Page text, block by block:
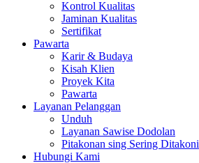
Kontrol Kualitas
Jaminan Kualitas
Sertifikat
Pawarta
Karir & Budaya
Kisah Klien
Proyek Kita
Pawarta
Layanan Pelanggan
Unduh
Layanan Sawise Dodolan
Pitakonan sing Sering Ditakoni
Hubungi Kami